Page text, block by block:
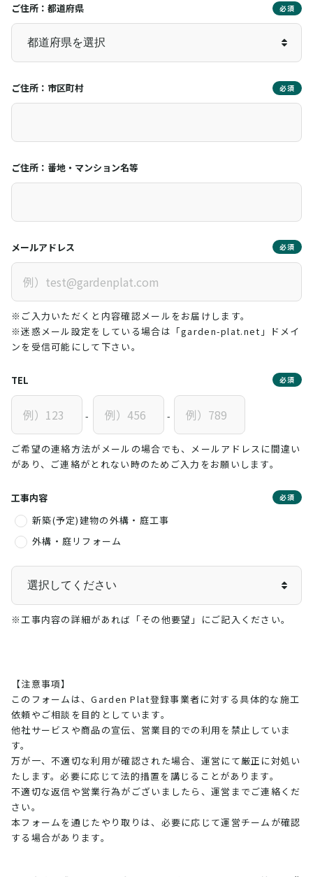
ご住所：都道府県 必須
ご住所：市区町村 必須
ご住所：番地・マンション名等
メールアドレス 必須
※ご入力いただくと内容確認メールをお届けします。
※迷惑メール設定をしている場合は「garden-plat.net」ドメイ
ンを受信可能にして下さい。
TEL 必須
- -
ご希望の連絡方法がメールの場合でも、メールアドレスに間違い
があり、ご連絡がとれない時のためご入力をお願いします。
工事内容 必須
新築(予定)建物の外構・庭工事
外構・庭リフォーム
※工事内容の詳細があれば「その他要望」にご記入ください。
【注意事項】
このフォームは、Garden Plat登録事業者に対する具体的な施工
依頼やご相談を目的としています。
他社サービスや商品の宣伝、営業目的での利用を禁止していま
す。
万が一、不適切な利用が確認された場合、運営にて厳正に対処い
たします。必要に応じて法的措置を講じることがあります。
不適切な返信や営業行為がございましたら、運営までご連絡くだ
さい。
本フォームを通じたやり取りは、必要に応じて運営チームが確認
する場合があります。